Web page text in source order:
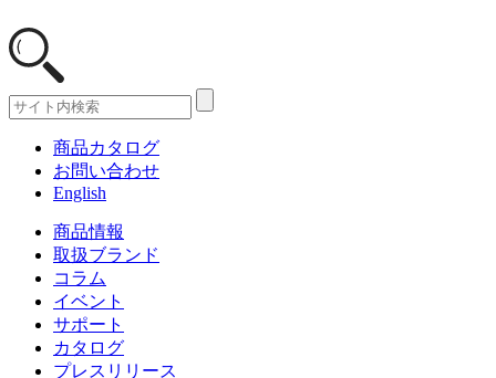
商品カタログ
お問い合わせ
English
商品情報
取扱ブランド
コラム
イベント
サポート
カタログ
プレスリリース